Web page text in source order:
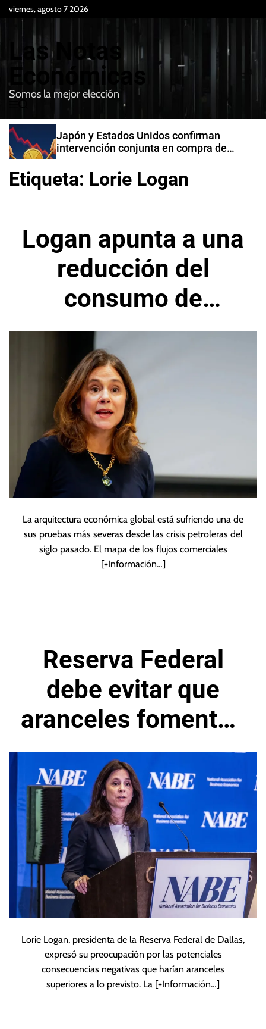
viernes, agosto 7 2026
Las Notas
Económicas
Somos la mejor elección
e
n
u
B
u
c
a
Japón y Estados Unidos confirman
intervención conjunta en compra de
Etiqueta: Lorie Logan
Logan apunta a una
reducción del
consumo de
petróleo y gas
natural en el mundo
La arquitectura económica global está sufriendo una de
sus pruebas más severas desde las crisis petroleras del
siglo pasado. El mapa de los flujos comerciales
[+Información…]
Reserva Federal
debe evitar que
aranceles fomenten
inflación
persistente
Lorie Logan, presidenta de la Reserva Federal de Dallas,
expresó su preocupación por las potenciales
consecuencias negativas que harían aranceles
superiores a lo previsto. La [+Información…]